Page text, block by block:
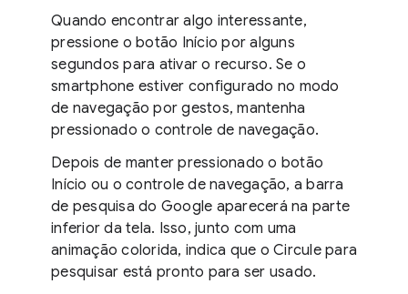
Quando encontrar algo interessante,
pressione o botão Início por alguns
segundos para ativar o recurso. Se o
smartphone estiver configurado no modo
de navegação por gestos, mantenha
pressionado o controle de navegação.
Depois de manter pressionado o botão
Início ou o controle de navegação, a barra
de pesquisa do Google aparecerá na parte
inferior da tela. Isso, junto com uma
animação colorida, indica que o Circule para
pesquisar está pronto para ser usado.